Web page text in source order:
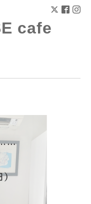
cafe